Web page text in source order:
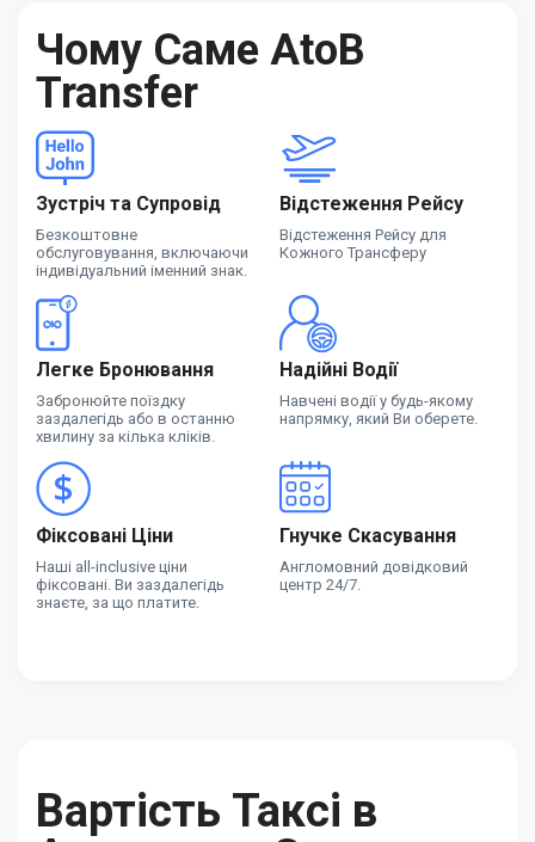
Чому Саме AtoB
Transfer
Зустріч та Супровід
Безкоштовне
обслуговування, включаючи
індивідуальний іменний знак.
Відстеження Рейсу
Відстеження Рейсу для
Кожного Трансферу
Легке Бронювання
Забронюйте поїздку
заздалегідь або в останню
хвилину за кілька кліків.
Надійні Водії
Навчені водії у будь-якому
напрямку, який Ви оберете.
Фіксовані Ціни
Наші all-inclusive ціни
фіксовані. Ви заздалегідь
знаєте, за що платите.
Гнучке Скасування
Англомовний довідковий
центр 24/7.
Вартість Таксі в